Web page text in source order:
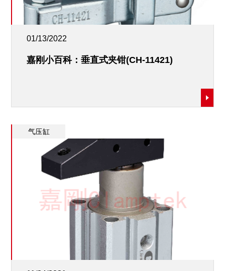
01/13/2022
嘉刚小百科：垂直式夹钳(CH-11421)
气压缸